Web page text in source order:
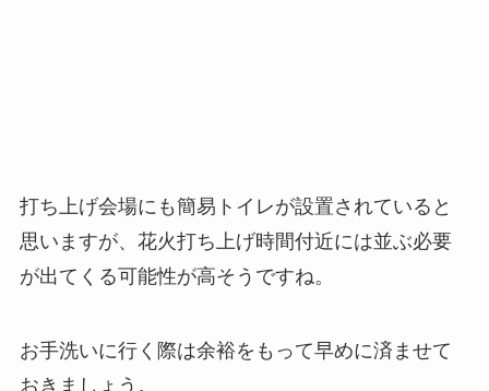
打ち上げ会場にも簡易トイレが設置されていると
思いますが、花火打ち上げ時間付近には並ぶ必要
が出てくる可能性が高そうですね。
お手洗いに行く際は余裕をもって早めに済ませて
おきましょう。